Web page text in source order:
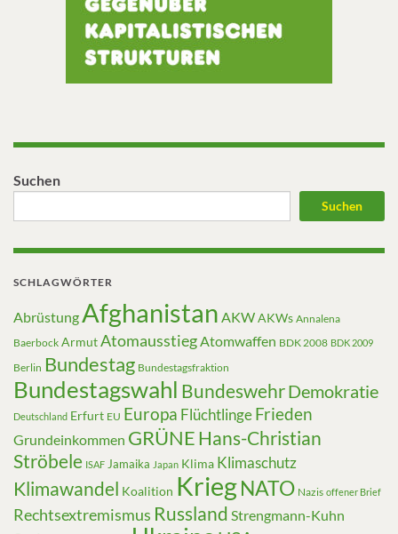
Suchen
Suchen
SCHLAGWÖRTER
Abrüstung Afghanistan AKWAKWs Annalena
Baerbock ArmutAtomausstiegAtomwaffen BDK 2008 BDK 2009
Berlin Bundestag Bundestagsfraktion
Bundestagswahl BundeswehrDemokratie
Deutschland Erfurt EU Europa FlüchtlingeFrieden
Grundeinkommen GRÜNE Hans-Christian
Ströbele ISAF Jamaika Japan Klima Klimaschutz
Klimawandel Koalition KriegNATO Nazis offener Brief
Rechtsextremismus Russland Strengmann-Kuhn